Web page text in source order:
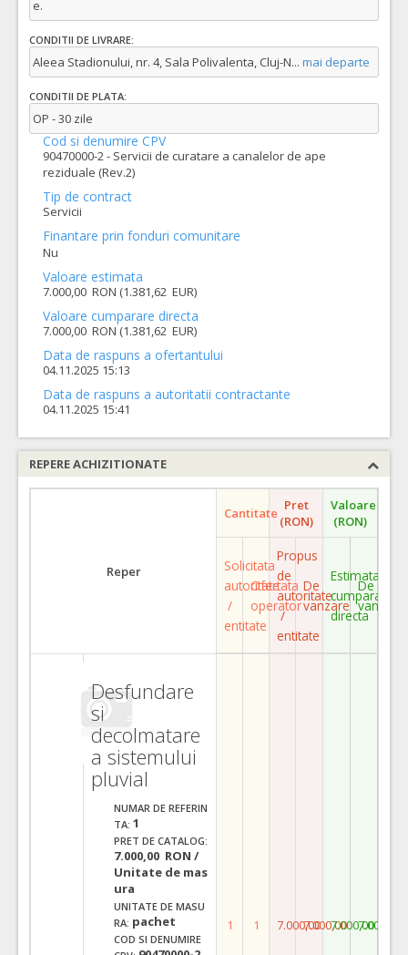
e.
CONDITII DE LIVRARE:
Aleea Stadionului, nr. 4, Sala Polivalenta, Cluj-N... mai departe
CONDITII DE PLATA:
OP - 30 zile
Cod si denumire CPV
90470000-2 - Servicii de curatare a canalelor de ape
reziduale (Rev.2)
Tip de contract
Servicii
Finantare prin fonduri comunitare
Nu
Valoare estimata
7.000,00 RON (1.381,62 EUR)
Valoare cumparare directa
7.000,00 RON (1.381,62 EUR)
Data de raspuns a ofertantului
04.11.2025 15:13
Data de raspuns a autoritatii contractante
04.11.2025 15:41
REPERE ACHIZITIONATE
Reper
Cantitate Pret
(RON)
Valoare
(RON)
Solicitata
autoritate
/
entitate
Ofertata
operator
Propus
de
autoritate
/
entitate
De
vanzare
Estimata
cumparare
directa
De
vanzare
Desfundare
si
decolmatare
a sistemului
pluvial
NUMAR DE REFERIN
TA: 1
PRET DE CATALOG:
7.000,00 RON /
Unitate de mas
ura
UNITATE DE MASU
RA: pachet
COD SI DENUMIRE
1 1 7.000,007.000,007.000,007.000,00